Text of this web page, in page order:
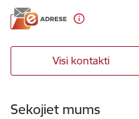
Visi kontakti
Sekojiet mums